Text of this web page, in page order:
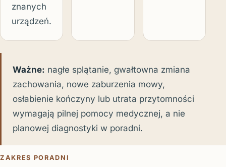
znanych
urządzeń.
Ważne: nagłe splątanie, gwałtowna zmiana
zachowania, nowe zaburzenia mowy,
osłabienie kończyny lub utrata przytomności
wymagają pilnej pomocy medycznej, a nie
planowej diagnostyki w poradni.
ZAKRES PORADNI